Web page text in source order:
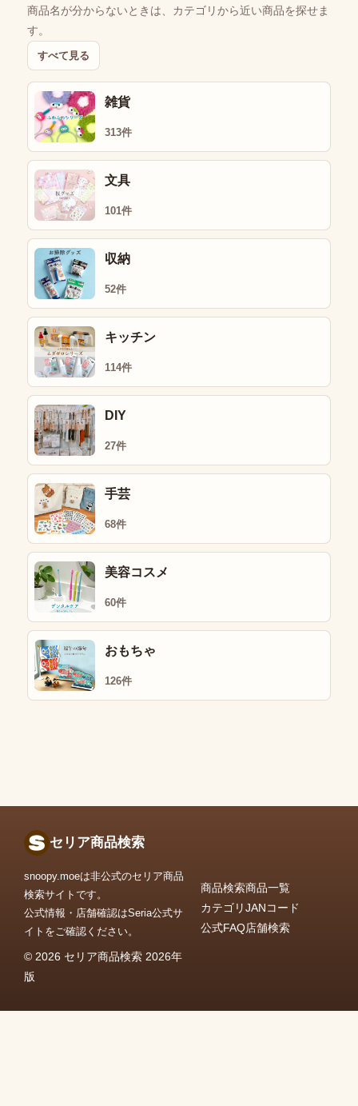
商品名が分からないときは、カテゴリから近い商品を探せま
す。
すべて見る
雑貨
313件
文具
101件
収納
52件
キッチン
114件
DIY
27件
手芸
68件
美容コスメ
60件
おもちゃ
126件
セリア商品検索
snoopy.moeは非公式のセリア商品
検索サイトです。
公式情報・店舗確認はSeria公式サ
イトをご確認ください。
© 2026 セリア商品検索 2026年
版
商品検索商品一覧
カテゴリJANコード
公式FAQ店舗検索